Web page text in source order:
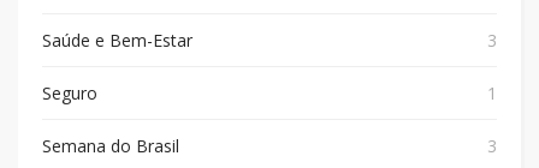
Saúde e Bem-Estar 3
Seguro 1
Semana do Brasil 3